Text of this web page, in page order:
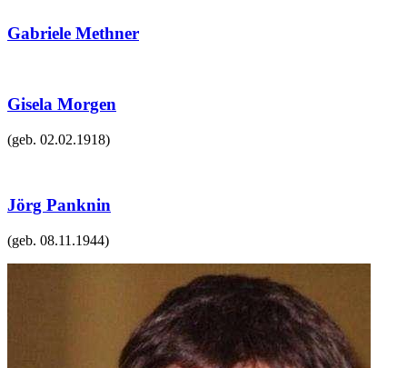
Gabriele Methner
Gisela Morgen
(geb. 02.02.1918)
Jörg Panknin
(geb. 08.11.1944)